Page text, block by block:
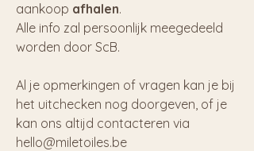
aankoop afhalen.
Alle info zal persoonlijk meegedeeld
worden door ScB.
Al je opmerkingen of vragen kan je bij
het uitchecken nog doorgeven, of je
kan ons altijd contacteren via
hello@miletoiles.be